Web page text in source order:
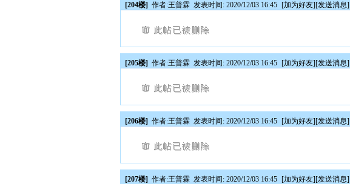
[204楼] 作者:王普霖 发表时间: 2020/12/03 16:45 [加为好友][发送消息
[205楼] 作者:王普霖 发表时间: 2020/12/03 16:45 [加为好友][发送消息
[206楼] 作者:王普霖 发表时间: 2020/12/03 16:45 [加为好友][发送消息
[207楼] 作者:王普霖 发表时间: 2020/12/03 16:45 [加为好友][发送消息